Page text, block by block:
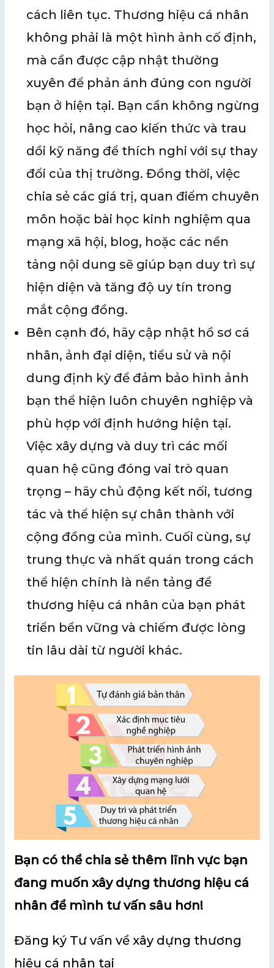
cách liên tục. Thương hiệu cá nhân
không phải là một hình ảnh cố định,
mà cần được cập nhật thường
xuyên để phản ánh đúng con người
bạn ở hiện tại. Bạn cần không ngừng
học hỏi, nâng cao kiến thức và trau
dồi kỹ năng để thích nghi với sự thay
đổi của thị trường. Đồng thời, việc
chia sẻ các giá trị, quan điểm chuyên
môn hoặc bài học kinh nghiệm qua
mạng xã hội, blog, hoặc các nền
tảng nội dung sẽ giúp bạn duy trì sự
hiện diện và tăng độ uy tín trong
mắt cộng đồng.
Bên cạnh đó, hãy cập nhật hồ sơ cá
nhân, ảnh đại diện, tiểu sử và nội
dung định kỳ để đảm bảo hình ảnh
bạn thể hiện luôn chuyên nghiệp và
phù hợp với định hướng hiện tại.
Việc xây dựng và duy trì các mối
quan hệ cũng đóng vai trò quan
trọng – hãy chủ động kết nối, tương
tác và thể hiện sự chân thành với
cộng đồng của mình. Cuối cùng, sự
trung thực và nhất quán trong cách
thể hiện chính là nền tảng để
thương hiệu cá nhân của bạn phát
triển bền vững và chiếm được lòng
tin lâu dài từ người khác.
Bạn có thể chia sẻ thêm lĩnh vực bạn
đang muốn xây dựng thương hiệu cá
nhân để mình tư vấn sâu hơn!
Đăng ký Tư vấn về xây dựng thương
hiệu cá nhân tại